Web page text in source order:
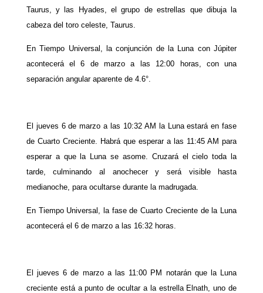
Taurus, y las Hyades, el grupo de estrellas que dibuja la
cabeza del toro celeste, Taurus.
En Tiempo Universal, la conjunción de la Luna con Júpiter
acontecerá el 6 de marzo a las 12:00 horas, con una
separación angular aparente de 4.6°.
El jueves 6 de marzo a las 10:32 AM la Luna estará en fase
de Cuarto Creciente. Habrá que esperar a las 11:45 AM para
esperar a que la Luna se asome. Cruzará el cielo toda la
tarde, culminando al anochecer y será visible hasta
medianoche, para ocultarse durante la madrugada.
En Tiempo Universal, la fase de Cuarto Creciente de la Luna
acontecerá el 6 de marzo a las 16:32 horas.
El jueves 6 de marzo a las 11:00 PM notarán que la Luna
creciente está a punto de ocultar a la estrella Elnath, uno de